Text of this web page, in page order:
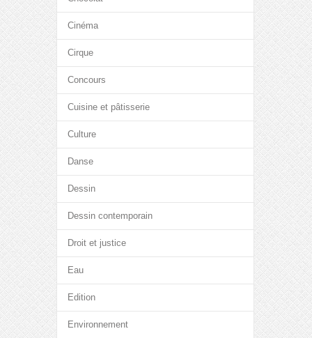
Cinéma
Cirque
Concours
Cuisine et pâtisserie
Culture
Danse
Dessin
Dessin contemporain
Droit et justice
Eau
Edition
Environnement